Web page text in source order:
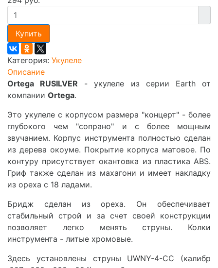
Купить
Категория: Укулеле
Описание
Ortega RUSILVER - укулеле из серии Earth от
компании Ortega.
Это укулеле с корпусом размера "концерт" - более
глубокого чем "сопрано" и с более мощным
звучанием. Корпус инструмента полностью сделан
из дерева окоуме. Покрытие корпуса матовое. По
контуру присутствует окантовка из пластика ABS.
Гриф также сделан из махагони и имеет накладку
из ореха с 18 ладами.
Бридж сделан из ореха. Он обеспечивает
стабильный строй и за счет своей конструкции
позволяет легко менять струны. Колки
инструмента - литые хромовые.
Здесь установлены струны UWNY-4-CC (калибр